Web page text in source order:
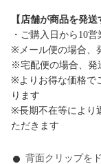
【店舗が商品を発送
・ご購入日から10
※メール便の場合、
※宅配便の場合、発
※よりお得な価格で
ります
※長期不在等により
ただきます
背面クリップを